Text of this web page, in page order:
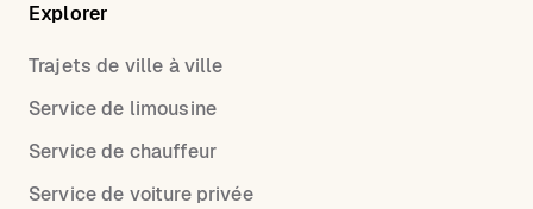
Explorer
Trajets de ville à ville
Service de limousine
Service de chauffeur
Service de voiture privée